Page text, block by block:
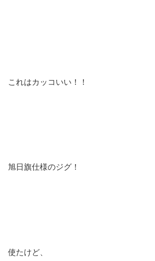
これはカッコいい！！
旭日旗仕様のジグ！
使たけど、